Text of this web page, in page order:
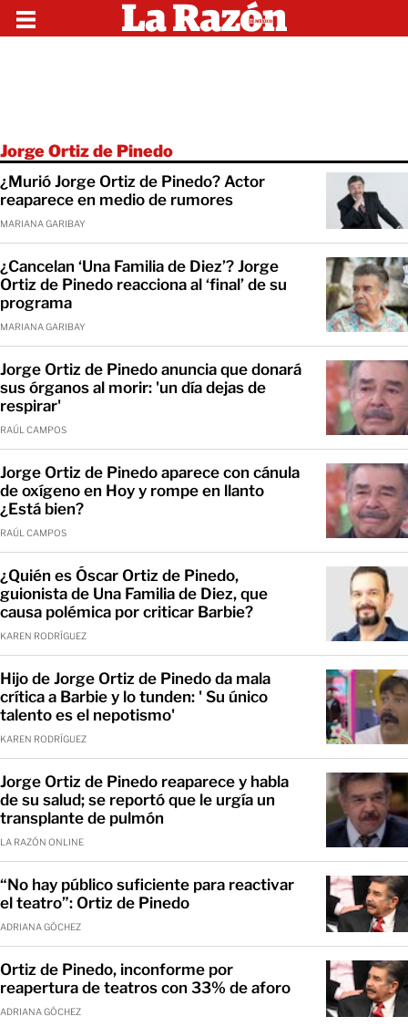
Jorge Ortiz de Pinedo
¿Murió Jorge Ortiz de Pinedo? Actor
reaparece en medio de rumores
MARIANA GARIBAY
¿Cancelan ‘Una Familia de Diez’? Jorge
Ortiz de Pinedo reacciona al ‘final’ de su
programa
MARIANA GARIBAY
Jorge Ortiz de Pinedo anuncia que donará
sus órganos al morir: 'un día dejas de
respirar'
RAÚL CAMPOS
Jorge Ortiz de Pinedo aparece con cánula
de oxígeno en Hoy y rompe en llanto
¿Está bien?
RAÚL CAMPOS
¿Quién es Óscar Ortiz de Pinedo,
guionista de Una Familia de Diez, que
causa polémica por criticar Barbie?
KAREN RODRÍGUEZ
Hijo de Jorge Ortiz de Pinedo da mala
crítica a Barbie y lo tunden: ' Su único
talento es el nepotismo'
KAREN RODRÍGUEZ
Jorge Ortiz de Pinedo reaparece y habla
de su salud; se reportó que le urgía un
transplante de pulmón
LA RAZÓN ONLINE
“No hay público suficiente para reactivar
el teatro”: Ortiz de Pinedo
ADRIANA GÓCHEZ
Ortiz de Pinedo, inconforme por
reapertura de teatros con 33% de aforo
ADRIANA GÓCHEZ